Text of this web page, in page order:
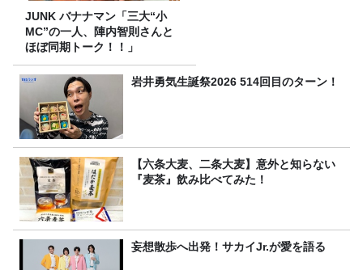
JUNK バナナマン「三大“小
MC”の一人、陣内智則さんと
ほぼ同期トーク！！」
岩井勇気生誕祭2026 514回目のターン！
【六条大麦、二条大麦】意外と知らない
『麦茶』飲み比べてみた！
妄想散歩へ出発！サカイJr.が愛を語る